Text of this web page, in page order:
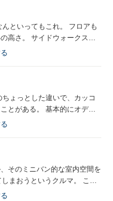
といってもこれ。 フロアも
ークスル
き来がかんたんで重宝。 ミ
高速では結構伸びて、おと
ょっとした違いで、カッコ
基本的にオデッ
級車っぽい雰囲気は持たせ
そのミニバン的な室内空間を
まおうというクルマ。 この
はあまり受け入れられず、